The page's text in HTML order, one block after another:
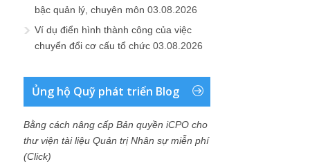
bậc quản lý, chuyên môn 03.08.2026
Ví dụ điển hình thành công của việc
chuyển đổi cơ cấu tổ chức 03.08.2026
Ủng hộ Quỹ phát triển Blog
Bằng cách nâng cấp Bản quyền iCPO cho
thư viện tài liệu Quản trị Nhân sự miễn phí
(Click)